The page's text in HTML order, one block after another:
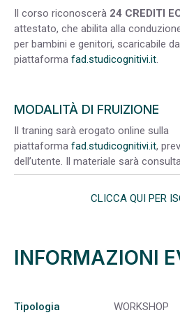
Il corso riconoscerà 24 CREDITI
attestato, che abilita alla
per bambini e genitori, scaricabile
piattaforma fad.studicognitivi.it.
MODALITÀ DI FRUIZIONE
Il traning sarà erogato online sulla
piattaforma fad.studicognitivi.it,
dell’utente. Il materiale sarà
CLICCA QUI PER
INFORMAZIONI
Tipologia WORKSHOP